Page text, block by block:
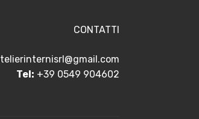
CONTATTI
Tel: +39 0549 904602